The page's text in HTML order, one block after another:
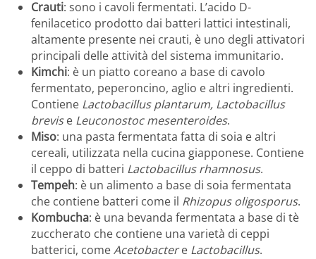
Crauti: sono i cavoli fermentati. L’acido D-
fenilacetico prodotto dai batteri lattici intestinali,
altamente presente nei crauti, è uno degli attivatori
principali delle attività del sistema immunitario.
Kimchi: è un piatto coreano a base di cavolo
fermentato, peperoncino, aglio e altri ingredienti.
Contiene Lactobacillus plantarum, Lactobacillus
brevise Leuconostoc mesenteroides.
Miso: una pasta fermentata fatta di soia e altri
cereali, utilizzata nella cucina giapponese. Contiene
il ceppo di batteri Lactobacillus rhamnosus.
Tempeh: è un alimento a base di soia fermentata
che contiene batteri come il Rhizopus oligosporus.
Kombucha: è una bevanda fermentata a base di tè
zuccherato che contiene una varietà di ceppi
batterici, comeAcetobactere Lactobacillus.